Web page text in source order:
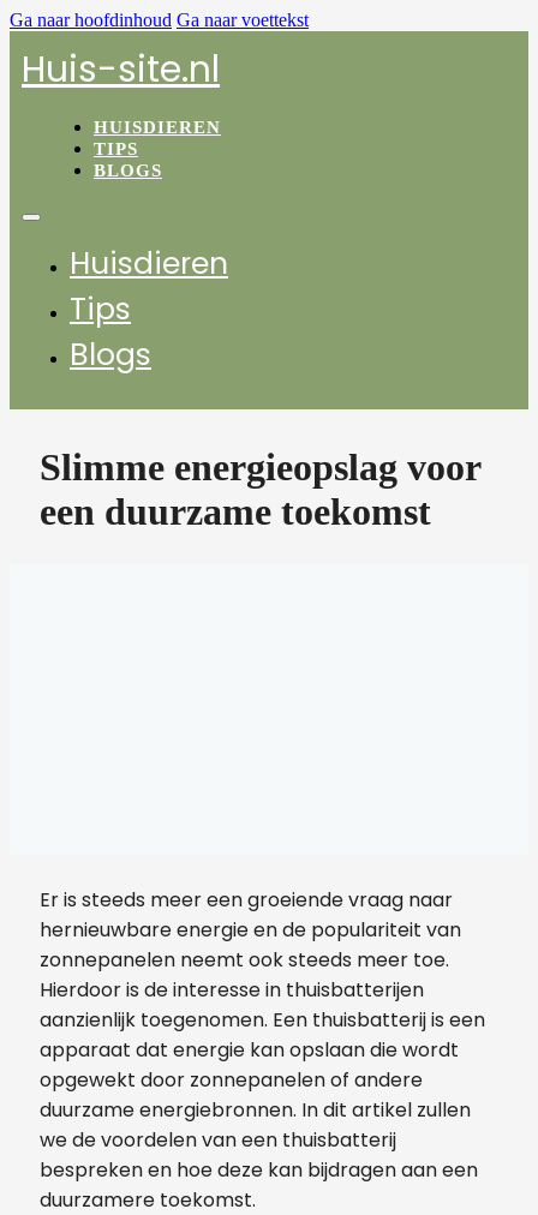
Ga naar hoofdinhoud Ga naar voettekst
Huis-site.nl
HUISDIEREN
TIPS
BLOGS
Huisdieren
Tips
Blogs
Slimme energieopslag voor
een duurzame toekomst
Er is steeds meer een groeiende vraag naar
hernieuwbare energie en de populariteit van
zonnepanelen neemt ook steeds meer toe.
Hierdoor is de interesse in thuisbatterijen
aanzienlijk toegenomen. Een thuisbatterij is een
apparaat dat energie kan opslaan die wordt
opgewekt door zonnepanelen of andere
duurzame energiebronnen. In dit artikel zullen
we de voordelen van een thuisbatterij
bespreken en hoe deze kan bijdragen aan een
duurzamere toekomst.